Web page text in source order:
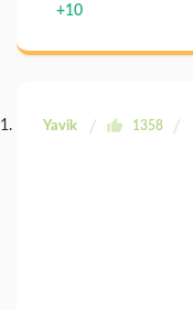
+10
Yavik 1358